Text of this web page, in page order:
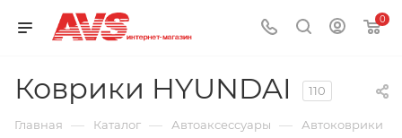
0
Коврики HYUNDAI 110
Главная — Каталог — Автоаксессуары — Автоковрики